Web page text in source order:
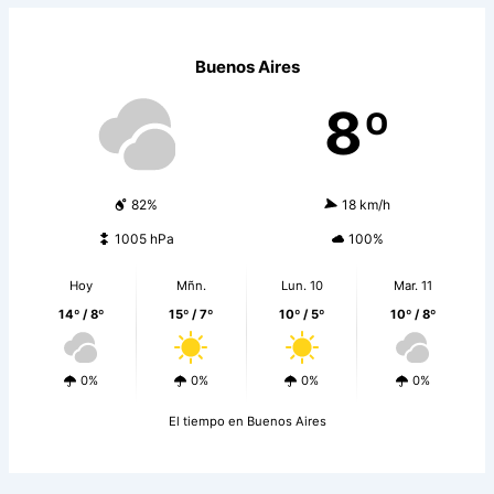
Buenos Aires
8º
82% 18 km/h
1005 hPa 100%
Hoy
14º / 8º
0%
Mñn.
15º / 7º
0%
Lun. 10
10º / 5º
0%
Mar. 11
10º / 8º
0%
El tiempo en Buenos Aires